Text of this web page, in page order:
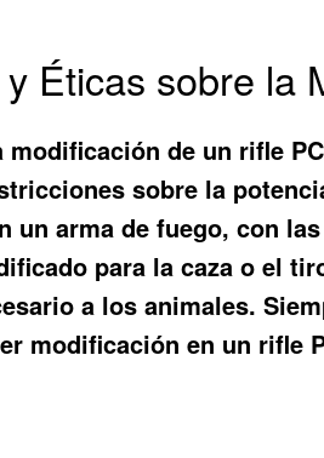
Éticas sobre la
de un rifle
sobre la
arma de fuego, con
para la caza o el
a los animales.
modificación en un rifle